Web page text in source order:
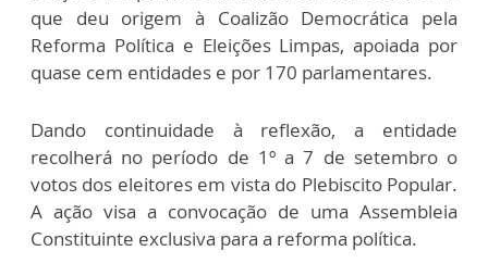
que deu origem à Coalizão Democrática pela
Reforma Política e Eleições Limpas, apoiada por
quase cem entidades e por 170 parlamentares.
Dando continuidade à reflexão, a entidade
recolherá no período de 1º a 7 de setembro o
votos dos eleitores em vista do Plebiscito Popular.
A ação visa a convocação de uma Assembleia
Constituinte exclusiva para a reforma política.